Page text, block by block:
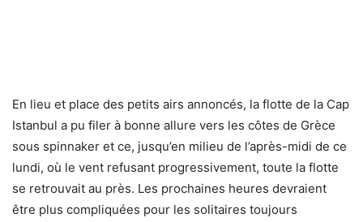
En lieu et place des petits airs annoncés, la flotte de la Cap
Istanbul a pu filer à bonne allure vers les côtes de Grèce
sous spinnaker et ce, jusqu’en milieu de l’après-midi de ce
lundi, où le vent refusant progressivement, toute la flotte
se retrouvait au près. Les prochaines heures devraient
être plus compliquées pour les solitaires toujours